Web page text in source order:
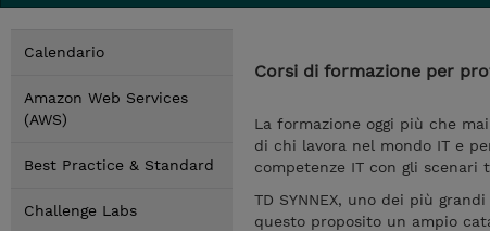
Calendario
Amazon Web Services
(AWS)
Best Practice & Standard
Challenge Labs
Corsi di formazione per
La formazione oggi più che
di chi lavora nel mondo IT e
competenze IT con gli scenari
TD SYNNEX, uno dei più
questo proposito un ampio